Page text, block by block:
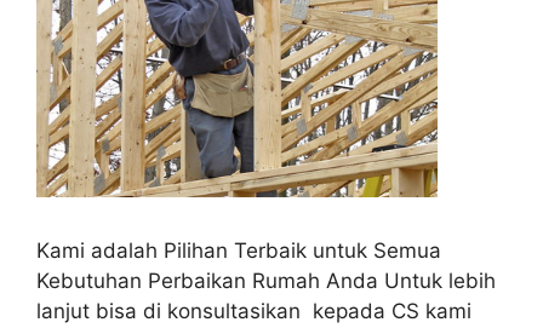
Kami adalah Pilihan Terbaik untuk Semua
Kebutuhan Perbaikan Rumah Anda Untuk lebih
lanjut bisa di konsultasikan kepada CS kami